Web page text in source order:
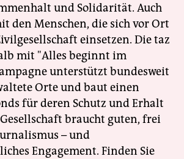
und Solidarität. Auch
den Menschen, die sich vor Ort
einsetzen. Die taz
mit "Alles beginnt im
unterstützt bundesweit
Orte und baut einen
für deren Schutz und Erhalt
braucht guten, frei
– und
Engagement. Finden Sie